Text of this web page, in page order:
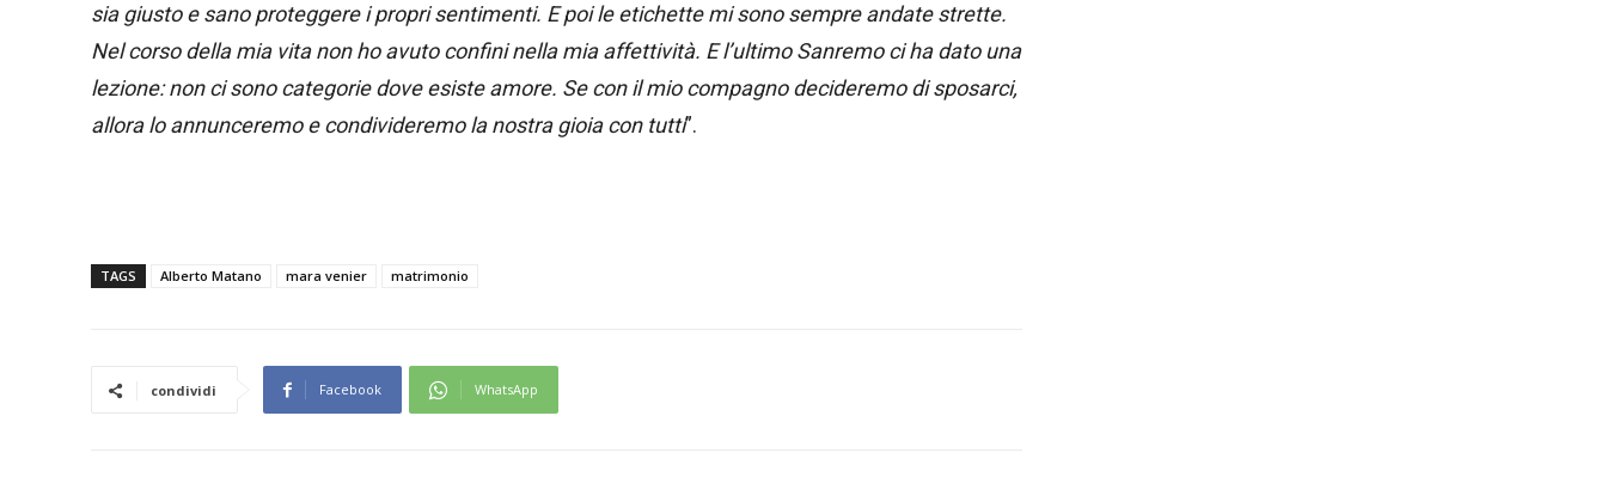
sia giusto e sano proteggere i propri sentimenti. E poi le etichette mi sono sempre andate strette.
Nel corso della mia vita non ho avuto confini nella mia affettività. E l’ultimo Sanremo ci ha dato una
lezione: non ci sono categorie dove esiste amore. Se con il mio compagno decideremo di sposarci,
allora lo annunceremo e condivideremo la nostra gioia con tutti”.
TAGS Alberto Matano mara venier matrimonio
condividi Facebook WhatsApp